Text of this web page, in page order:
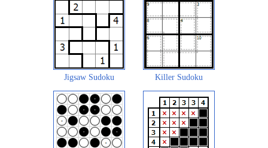
Jigsaw Sudoku Killer Sudoku